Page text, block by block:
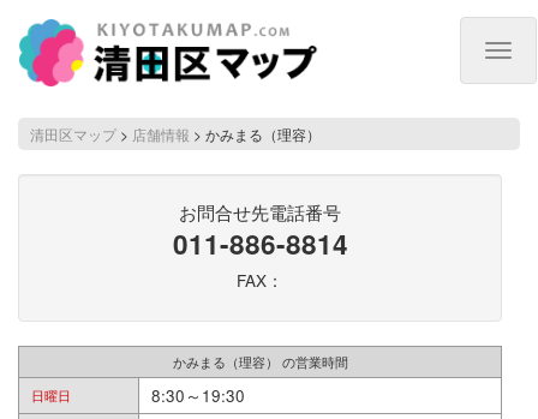
清田区マップ > 店舗情報 > かみまる（理容）
お問合せ先電話番号
011-886-8814
FAX：
かみまる（理容） の営業時間
日曜日 8:30～19:30